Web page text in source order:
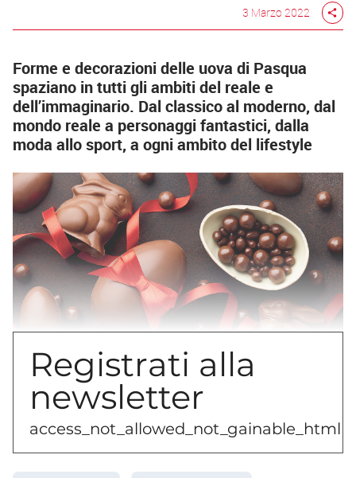
3 Marzo 2022 share
Forme e decorazioni delle uova di Pasqua
spaziano in tutti gli ambiti del reale e
dell’immaginario. Dal classico al moderno, dal
mondo reale a personaggi fantastici, dalla
moda allo sport, a ogni ambito del lifestyle
Le luci di Natale non si erano ancora spente
del tutto quando i cioccolatieri hanno iniziato
Registrati alla
newsletter
access_not_allowed_not_gainable_html